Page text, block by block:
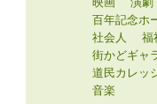
百年記念ホ
社会人
福
街かどギャ
道民カレッ
音楽